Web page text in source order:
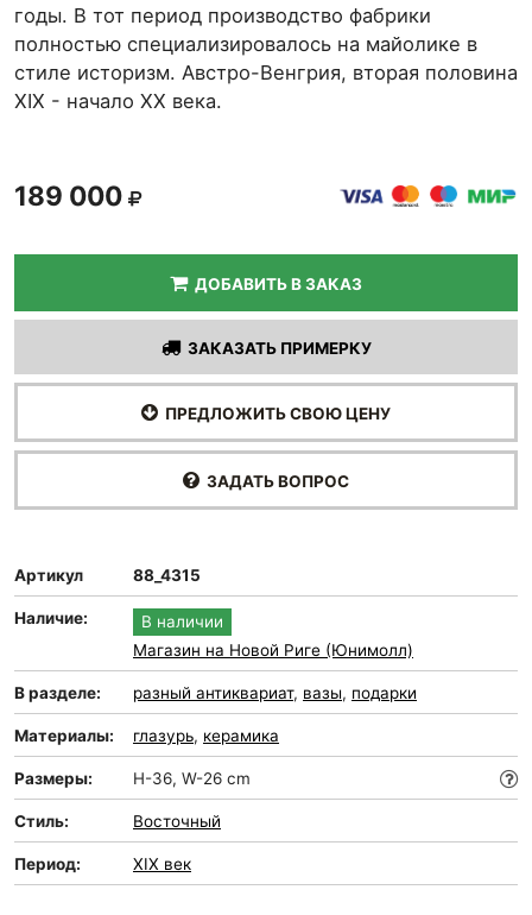
годы. В тот период производство фабрики
полностью специализировалось на майолике в
стиле историзм. Австро-Венгрия, вторая половина
ХIХ - начало ХХ века.
189 000
ДОБАВИТЬ В ЗАКАЗ
ЗАКАЗАТЬ ПРИМЕРКУ
ПРЕДЛОЖИТЬ СВОЮ ЦЕНУ
ЗАДАТЬ ВОПРОС
Артикул 88_4315
Наличие:
В наличии
Магазин на Новой Риге (Юнимолл)
В разделе: разный антиквариат, вазы, подарки
Материалы: глазурь, керамика
Размеры: H-36, W-26 cm
Стиль: Восточный
Период: XIX век